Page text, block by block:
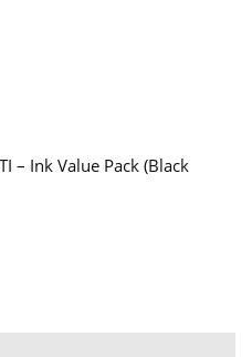
– Ink Value Pack (Black